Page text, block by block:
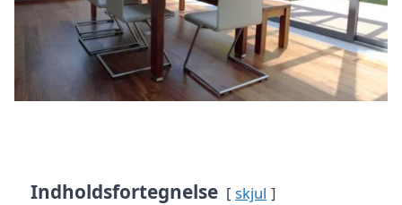
Indholdsfortegnelse skjul